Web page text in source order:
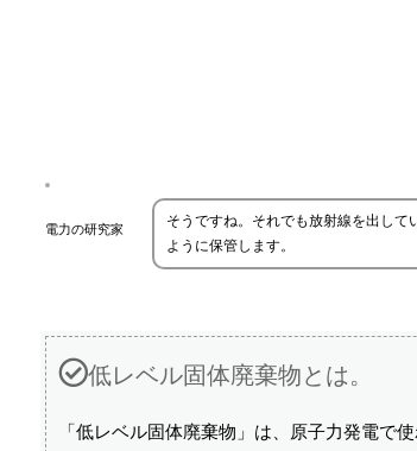
電力の研究家
そうですね。それでも放射線を出し
ように保管します。
低レベル固体廃棄物とは。
「低レベル固体廃棄物」は、原子力発電で